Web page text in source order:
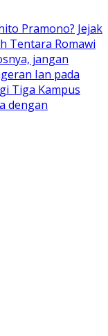
Pramono? Jejak
Tentara Romawi
jangan
Ian pada
Tiga Kampus
dengan